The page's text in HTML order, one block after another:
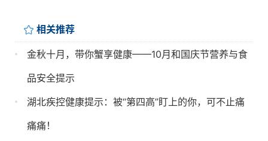
相关推荐
金秋十月，带你蟹享健康——10月和国庆节营养与食
品安全提示
湖北疾控健康提示：被“第四高”盯上的你，可不止痛
痛痛！